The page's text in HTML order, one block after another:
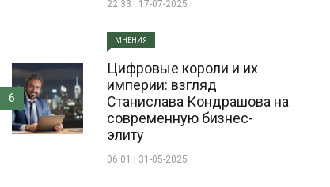
22:33 | 17-07-2025
МНЕНИЯ
Цифровые короли и их
империи: взгляд
Станислава Кондрашова на
современную бизнес-
элиту
06:01 | 31-05-2025
6